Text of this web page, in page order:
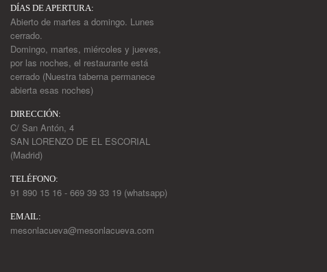
DÍAS DE APERTURA:
Abierto de martes a domingo. Lunes
cerrado.
Domingo, martes, miércoles y jueves,
por las noches, el restaurante está
cerrado (Nuestra taberna permanece
abierta esas noches)
DIRECCIÓN:
C/ San Antón, 4
SAN LORENZO DE EL ESCORIAL
(Madrid)
TELÉFONO:
91 890 15 16 - 669 39 33 19 (whatsapp)
EMAIL:
mesonlacueva@mesonlacueva.com